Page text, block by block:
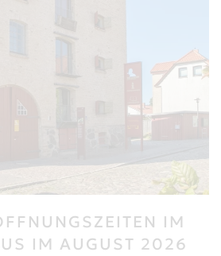
IM
IM AUGUST 2026